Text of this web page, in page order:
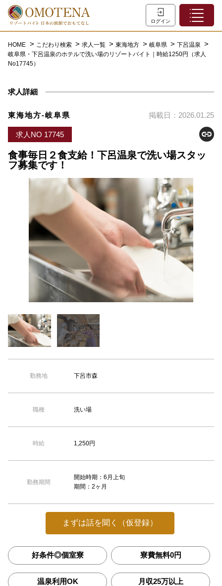
ログイン
ホーム
特集一覧
初めての方へ
お問い合わせ
よくあるご質問
会員登録
LINEでログイン
0120-932-959
【TEL受付】9:30～18:00 土日・祝日定休
HOME こだわり検索 求人一覧 東海地方 岐阜県
下呂温泉
岐阜県・下呂温泉のホテルで洗い場のリゾートバイト｜時給1250円（求人
No17745）
求人詳細
東海地方-岐阜県 掲載日：2026.01.25
求人NO 17745
食事毎日２食支給！下呂温泉で洗い場スタッ
フ募集です！
勤務地 下呂市森
職種 洗い場
時給 1,250円
勤務期間
開始時期：6月上旬
期間：2ヶ月
まずは話を聞く（仮登録）
好条件◎個室寮 寮費無料0円
温泉利用OK 月収25万以上